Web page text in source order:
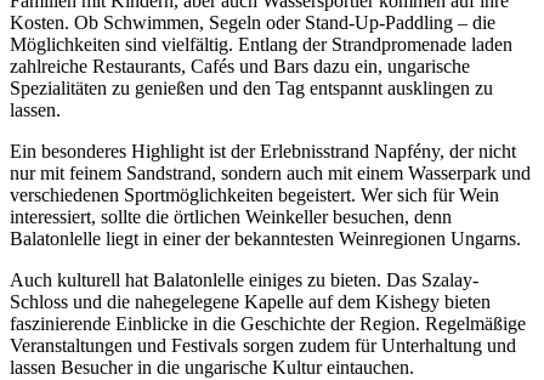
Kosten. Ob Schwimmen, Segeln oder Stand-Up-Paddling – die
Möglichkeiten sind vielfältig. Entlang der Strandpromenade laden
zahlreiche Restaurants, Cafés und Bars dazu ein, ungarische
Spezialitäten zu genießen und den Tag entspannt ausklingen zu
lassen.
Ein besonderes Highlight ist der Erlebnisstrand Napfény, der nicht
nur mit feinem Sandstrand, sondern auch mit einem Wasserpark und
verschiedenen Sportmöglichkeiten begeistert. Wer sich für Wein
interessiert, sollte die örtlichen Weinkeller besuchen, denn
Balatonlelle liegt in einer der bekanntesten Weinregionen Ungarns.
Auch kulturell hat Balatonlelle einiges zu bieten. Das Szalay-
Schloss und die nahegelegene Kapelle auf dem Kishegy bieten
faszinierende Einblicke in die Geschichte der Region. Regelmäßige
Veranstaltungen und Festivals sorgen zudem für Unterhaltung und
lassen Besucher in die ungarische Kultur eintauchen.